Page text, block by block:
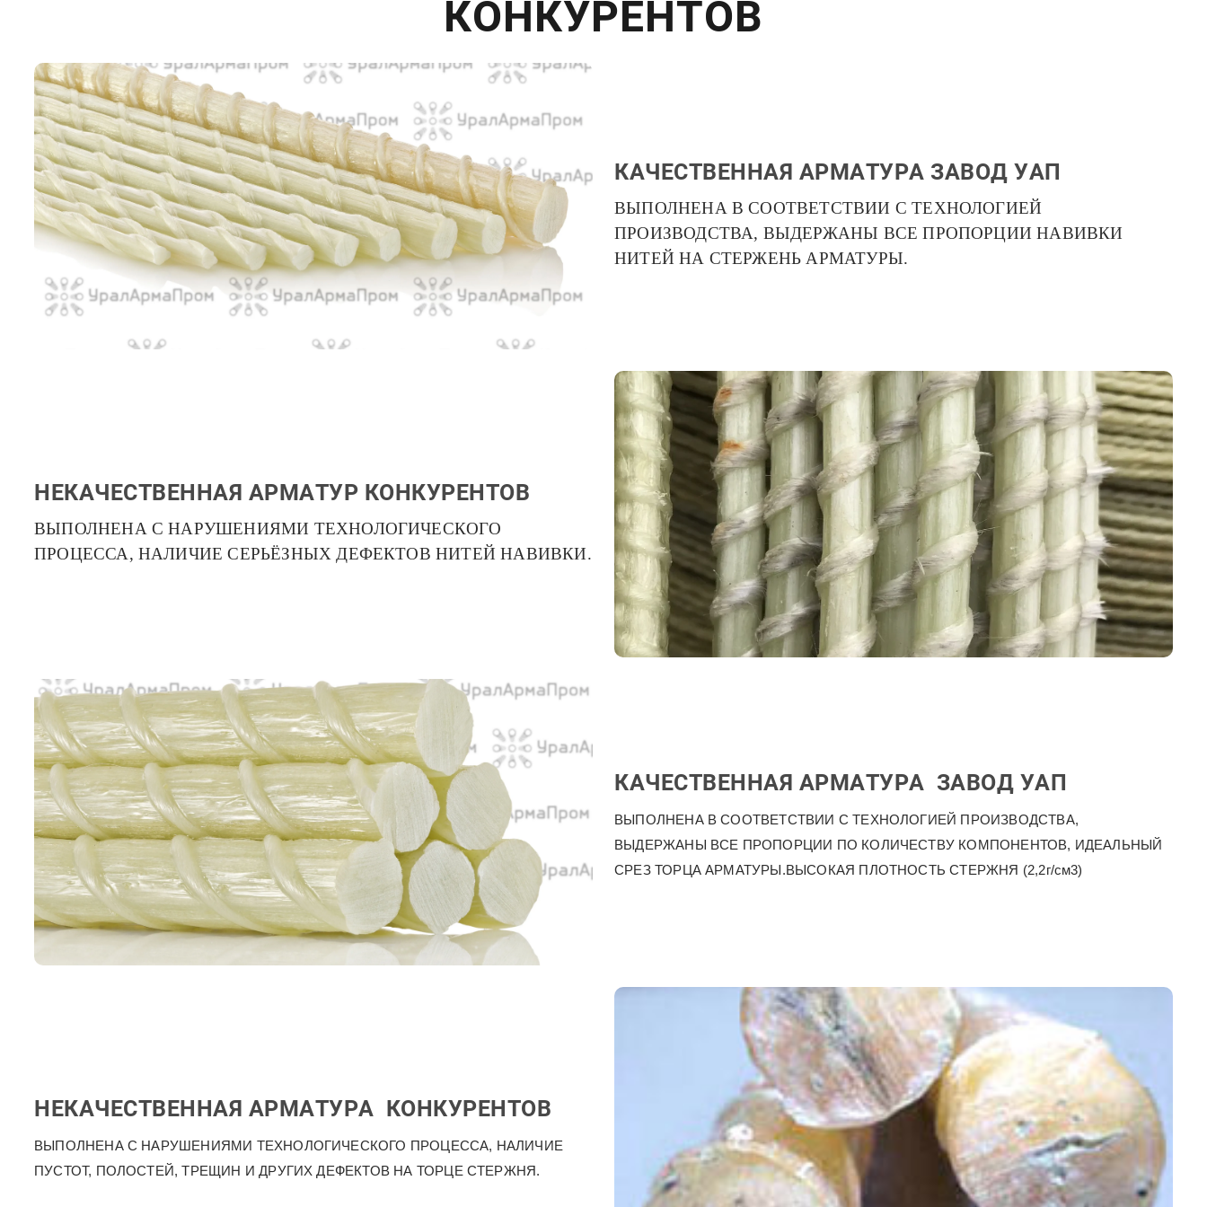
КОНКУРЕНТОВ
КАЧЕСТВЕННАЯ АРМАТУРА ЗАВОД УАП
ВЫПОЛНЕНА В СООТВЕТСТВИИ С ТЕХНОЛОГИЕЙ
ПРОИЗВОДСТВА, ВЫДЕРЖАНЫ ВСЕ ПРОПОРЦИИ НАВИВКИ
НИТЕЙ НА СТЕРЖЕНЬ АРМАТУРЫ.
НЕКАЧЕСТВЕННАЯ АРМАТУР КОНКУРЕНТОВ
ВЫПОЛНЕНА С НАРУШЕНИЯМИ ТЕХНОЛОГИЧЕСКОГО
ПРОЦЕССА, НАЛИЧИЕ СЕРЬЁЗНЫХ ДЕФЕКТОВ НИТЕЙ НАВИВКИ.
КАЧЕСТВЕННАЯ АРМАТУРА ЗАВОД УАП
ВЫПОЛНЕНА В СООТВЕТСТВИИ С ТЕХНОЛОГИЕЙ ПРОИЗВОДСТВА,
ВЫДЕРЖАНЫ ВСЕ ПРОПОРЦИИ ПО КОЛИЧЕСТВУ КОМПОНЕНТОВ, ИДЕАЛЬНЫЙ
СРЕЗ ТОРЦА АРМАТУРЫ.ВЫСОКАЯ ПЛОТНОСТЬ СТЕРЖНЯ (2,2г/см3)
НЕКАЧЕСТВЕННАЯ АРМАТУРА КОНКУРЕНТОВ
ВЫПОЛНЕНА С НАРУШЕНИЯМИ ТЕХНОЛОГИЧЕСКОГО ПРОЦЕССА, НАЛИЧИЕ
ПУСТОТ, ПОЛОСТЕЙ, ТРЕЩИН И ДРУГИХ ДЕФЕКТОВ НА ТОРЦЕ СТЕРЖНЯ.